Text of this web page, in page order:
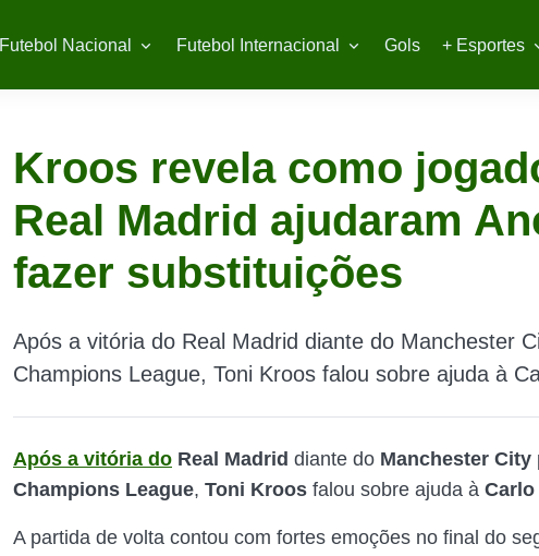
Futebol Nacional Futebol Internacional Gols + Esportes
Kroos revela como
Real Madrid ajudaram
fazer substituições
Após a vitória do Real Madrid diante do Manchester
Champions League, Toni Kroos falou sobre ajuda à
Após a vitória do Real Madrid diante do Manchester City
Champions League, Toni Kroos falou sobre ajuda à
A partida de volta contou com fortes emoções no final do